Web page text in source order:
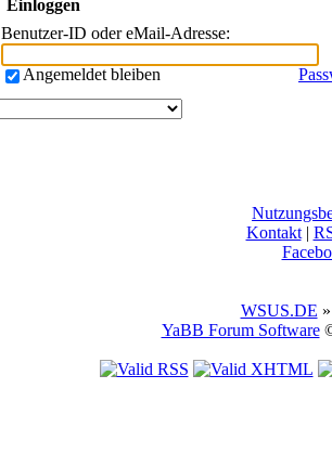
Einloggen
Benutzer-ID oder eMail-Adresse:
Angemeldet bleiben
Kontakt|
WSUS.DE
YaBB Forum Software©